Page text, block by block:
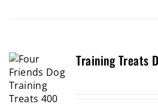
Training Treats